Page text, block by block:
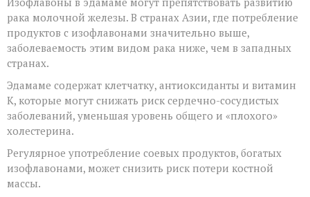
рака молочной железы. В странах Азии, где потребление
продуктов с изофлавонами значительно выше,
заболеваемость этим видом рака ниже, чем в западных
странах.
Эдамаме содержат клетчатку, антиоксиданты и витамин
К, которые могут снижать риск сердечно-сосудистых
заболеваний, уменьшая уровень общего и «плохого»
холестерина.
Регулярное употребление соевых продуктов, богатых
изофлавонами, может снизить риск потери костной
массы.